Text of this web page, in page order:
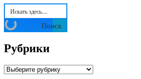
Поиск
Рубрики
Рубрики